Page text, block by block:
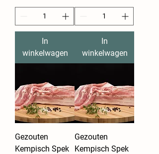
In
winkelwagen
In
winkelwagen
Gezouten
Kempisch Spek
Gezouten
Kempisch Spek